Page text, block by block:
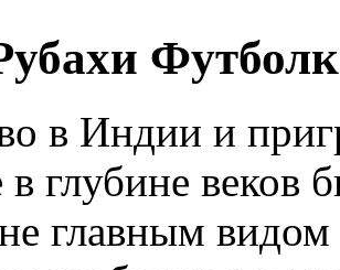
в Индии и
в глубине веков
главным